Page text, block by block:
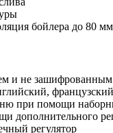
бойлера до 80 мм
и не зашифрованным
при помощи
дополнительного
регулятор